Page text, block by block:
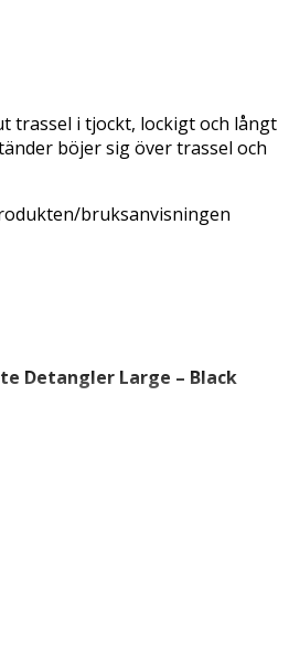
trassel i tjockt, lockigt och långt
böjer sig över trassel och
bruksanvisningen
Detangler Large – Black
Large är en borste
reda ut tjockt, lockigt och långt
flexibla piggar i två längder
håret utan att slita eller dra.
i duschen eller på vått hår